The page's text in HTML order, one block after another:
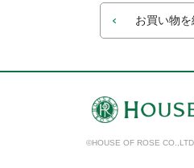
お買い物を
©HOUSE OF ROSE